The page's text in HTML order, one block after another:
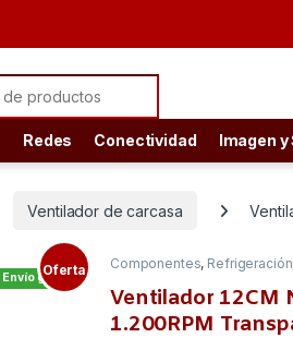
Redes Conectividad Imagen y
Ventilador de carcasa
Envío gratis
Oferta Componentes, Refrigeración
Ventilador 12CM
1.200RPM